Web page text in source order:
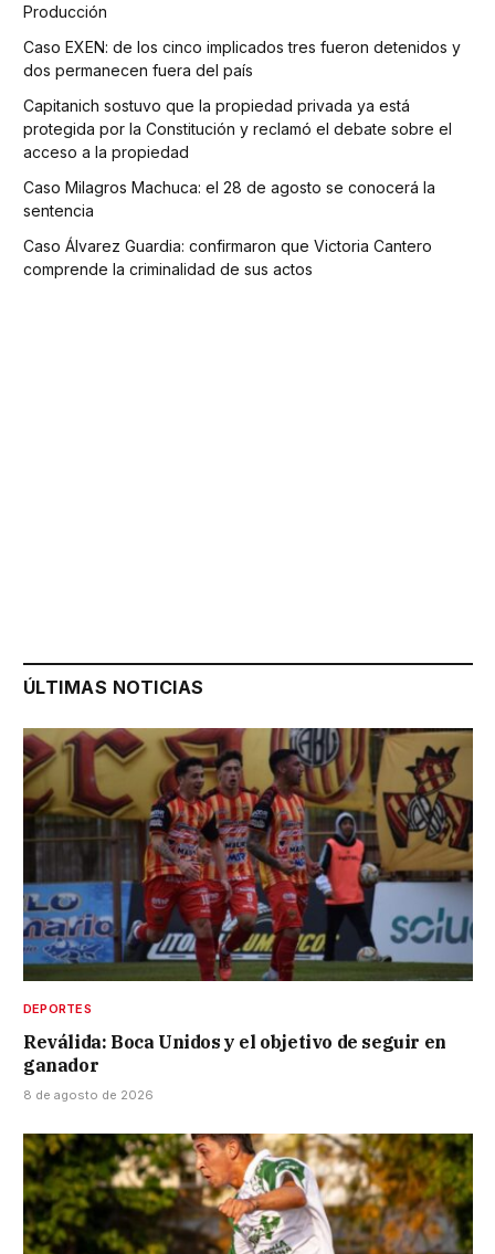
Producción
Caso EXEN: de los cinco implicados tres fueron detenidos y
dos permanecen fuera del país
Capitanich sostuvo que la propiedad privada ya está
protegida por la Constitución y reclamó el debate sobre el
acceso a la propiedad
Caso Milagros Machuca: el 28 de agosto se conocerá la
sentencia
Caso Álvarez Guardia: confirmaron que Victoria Cantero
comprende la criminalidad de sus actos
ÚLTIMAS NOTICIAS
DEPORTES
Reválida: Boca Unidos y el objetivo de seguir en
ganador
8 de agosto de 2026